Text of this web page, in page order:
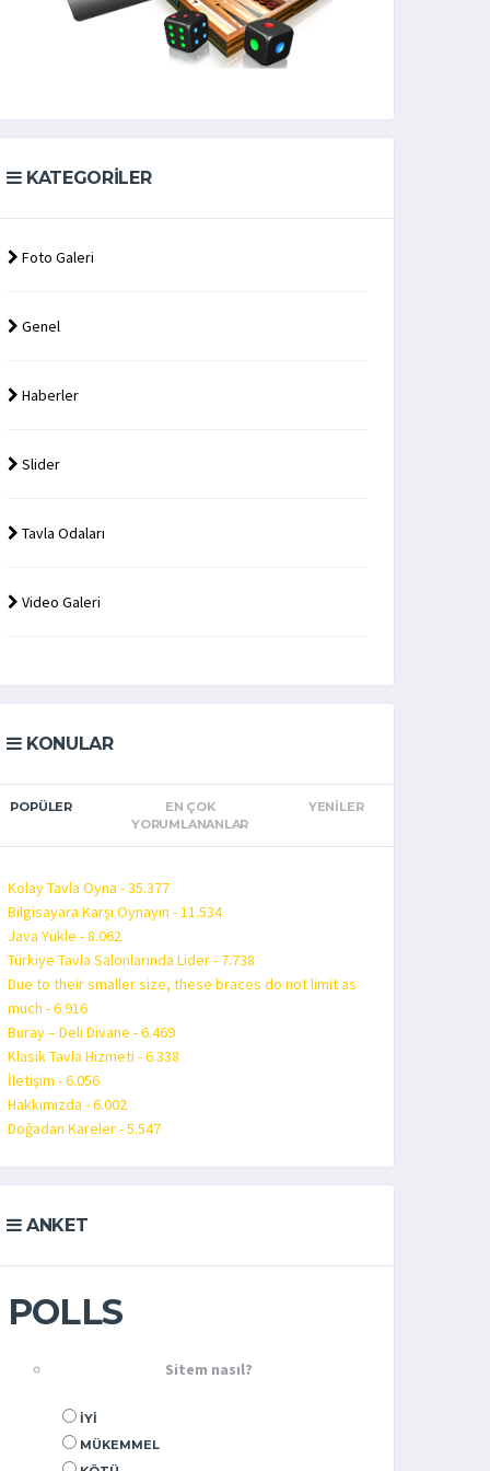
KATEGORILER
Foto Galeri
Genel
Haberler
Slider
Tavla Odaları
Video Galeri
KONULAR
POPÜLER
EN ÇOK
YORUMLANANLAR
YENILER
Kolay Tavla Oyna - 35.377
Bilgisayara Karşı Oynayın - 11.534
Java Yükle - 8.062
Türkiye Tavla Salonlarında Lider - 7.738
Due to their smaller size, these braces do not limit as
much - 6.916
Buray – Deli Divane - 6.469
Klasik Tavla Hizmeti - 6.338
İletişim - 6.056
Hakkımızda - 6.002
Doğadan Kareler - 5.547
ANKET
POLLS
Sitem nasıl?
İYI
MÜKEMMEL